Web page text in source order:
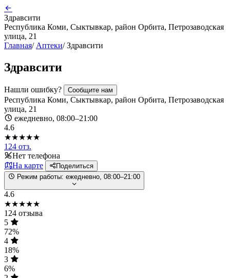
Здравсити
Республика Коми, Сыктывкар, район Орбита, Петрозаводская
улица, 21
Главная/ Аптеки/ Здравсити
Здравсити
Нашли ошибку? Сообщите нам
Республика Коми, Сыктывкар, район Орбита, Петрозаводская
улица, 21
ежедневно, 08:00–21:00
4.6
★★★★★
124 отз.
Нет телефона
На карте
Поделиться
Режим работы: ежедневно, 08:00–21:00
4.6
★★★★★
124 отзыва
5
72%
4
18%
3
6%